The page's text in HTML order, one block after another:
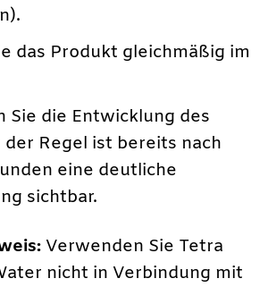
das Produkt gleichmäßig im
Sie die Entwicklung des
der Regel ist bereits nach
eine deutliche
sichtbar.
Verwenden Sie Tetra
nicht in Verbindung mit